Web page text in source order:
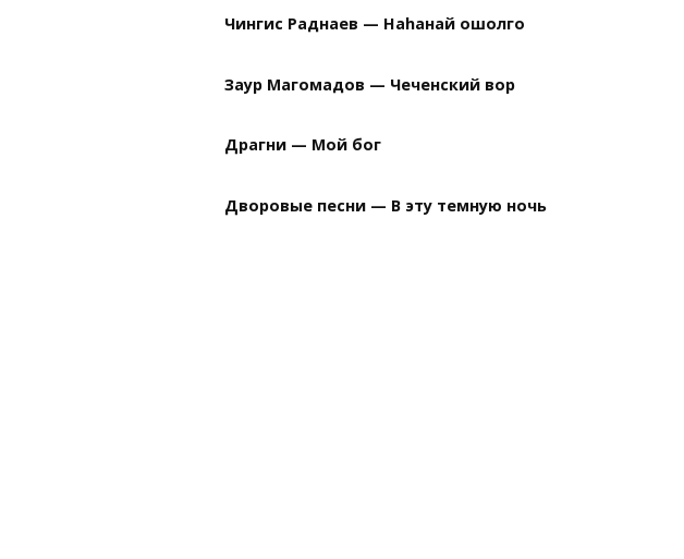
Чингис Раднаев — Наhанай ошолго
Заур Магомадов — Чеченский вор
Драгни — Мой бог
Дворовые песни — В эту темную ночь